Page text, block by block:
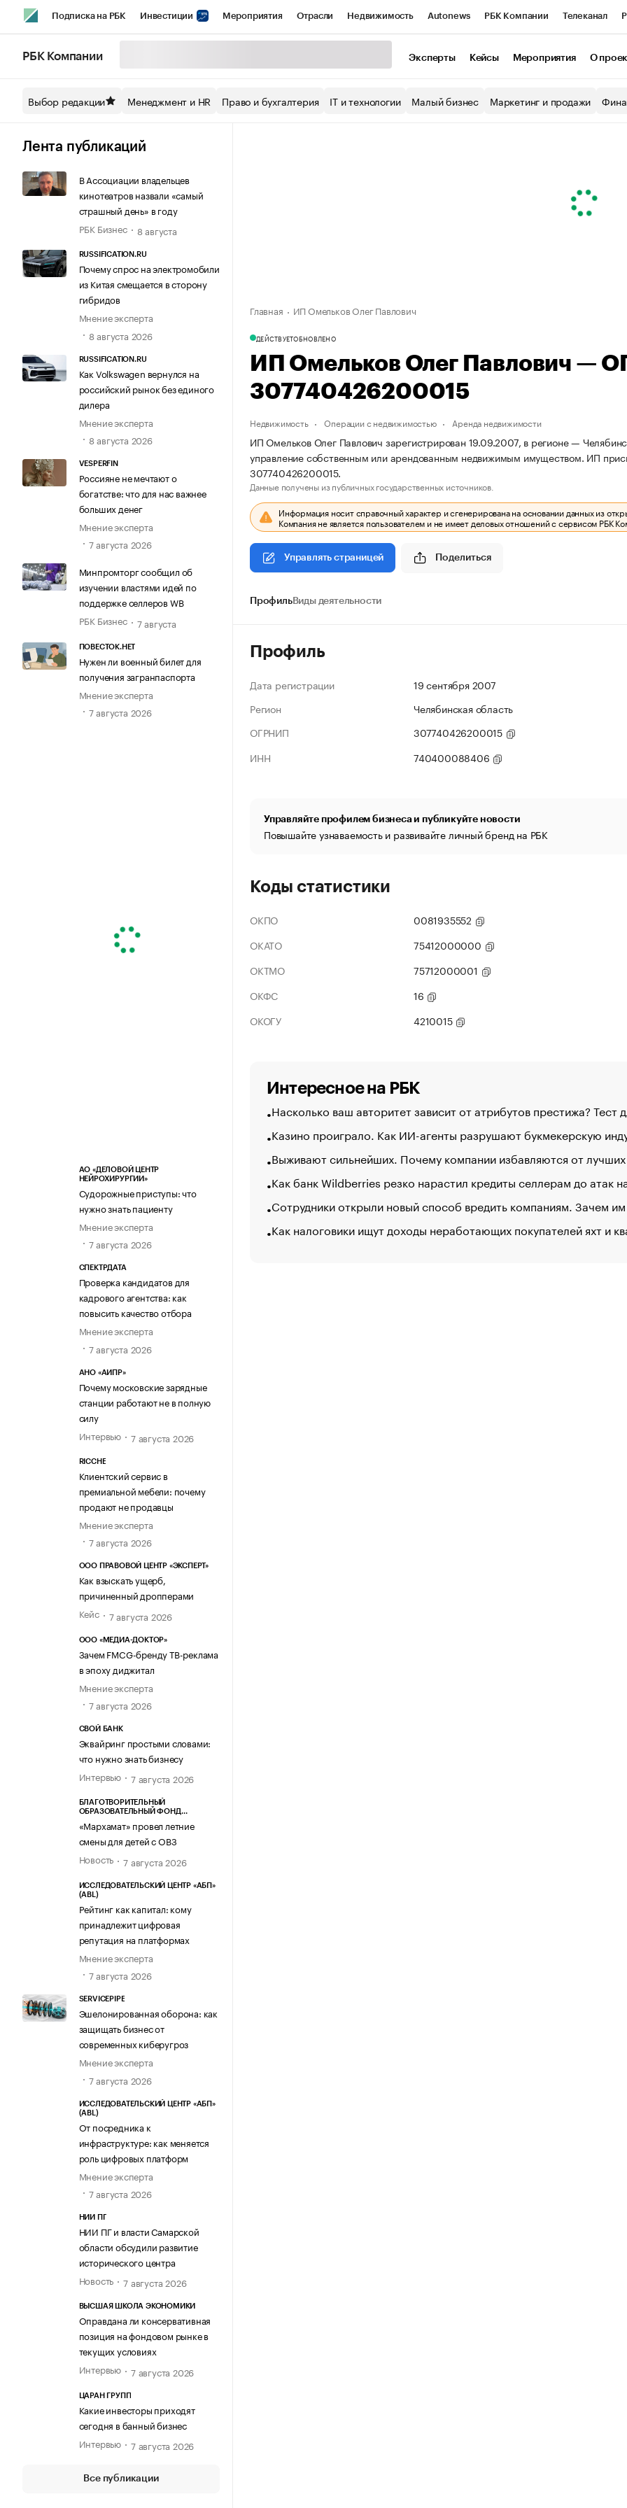
Подписка на РБК Инвестиции Мероприятия Отрасли Недвижимость Autonews РБК Компании Телеканал
Спецпроекты СПб Конференции СПб Спецпроекты Экономика Бизнес
Технологии и медиа
РБК Компании Эксперты Кейсы Мероприятия О
Выбор редакции Менеджмент и HR Право и бухгалтерия IT и технологии Малый бизнес Маркетинг и продажи
Лента публикаций
В Ассоциации владельцев
кинотеатров назвали «самый
страшный день» в году
РБК Бизнес
8 августа
RUSSIFICATION.RU
Почему спрос на электромобили
из Китая смещается в сторону
гибридов
Мнение эксперта
8 августа 2026
RUSSIFICATION.RU
Как Volkswagen вернулся на
российский рынок без единого
дилера
Мнение эксперта
8 августа 2026
VESPERFIN
Россияне не мечтают о
богатстве: что для нас важнее
больших денег
Мнение эксперта
7 августа 2026
Минпромторг сообщил об
изучении властями идей по
поддержке селлеров WB
РБК Бизнес
7 августа
ПОВЕСТОК.НЕТ
Нужен ли военный билет для
получения загранпаспорта
Мнение эксперта
7 августа 2026
АО «ДЕЛОВОЙ ЦЕНТР
НЕЙРОХИРУРГИИ»
Судорожные приступы: что
нужно знать пациенту
Мнение эксперта
7 августа 2026
СПЕКТРДАТА
Проверка кандидатов для
кадрового агентства: как
повысить качество отбора
Мнение эксперта
7 августа 2026
АНО «АИПР»
Почему московские зарядные
станции работают не в полную
силу
Интервью
7 августа 2026
RICCHE
Клиентский сервис в
премиальной мебели: почему
продают не продавцы
Мнение эксперта
7 августа 2026
ООО ПРАВОВОЙ ЦЕНТР «ЭКСПЕРТ»
Как взыскать ущерб,
причиненный дропперами
Кейс
7 августа 2026
ООО «МЕДИА-ДОКТОР»
Зачем FMCG-бренду ТВ-реклама
в эпоху диджитал
Мнение эксперта
7 августа 2026
СВОЙ БАНК
Эквайринг простыми словами:
что нужно знать бизнесу
Интервью
7 августа 2026
БЛАГОТВОРИТЕЛЬНЫЙ
ОБРАЗОВАТЕЛЬНЫЙ ФОНД
«Мархамат» провел летние
смены для детей с ОВЗ
Новость
7 августа 2026
ИССЛЕДОВАТЕЛЬСКИЙ ЦЕНТР «АБП»
(ABL)
Рейтинг как капитал: кому
принадлежит цифровая
репутация на платформах
Мнение эксперта
7 августа 2026
SERVICEPIPE
Эшелонированная оборона: как
защищать бизнес от
современных киберугроз
Мнение эксперта
7 августа 2026
ИССЛЕДОВАТЕЛЬСКИЙ ЦЕНТР «АБП»
(ABL)
От посредника к
инфраструктуре: как меняется
роль цифровых платформ
Мнение эксперта
7 августа 2026
НИИ ПГ
НИИ ПГ и власти Самарской
области обсудили развитие
исторического центра
Новость
7 августа 2026
ВЫСШАЯ ШКОЛА ЭКОНОМИКИ
Оправдана ли консервативная
позиция на фондовом рынке в
текущих условиях
Интервью
7 августа 2026
ЦАРАН ГРУПП
Какие инвесторы приходят
сегодня в банный бизнес
Интервью
7 августа 2026
Все публикации
Главная ИП Омельков Олег Павлович
ДЕЙСТВУЕТОБНОВЛЕНО
ИП Омельков Олег Павлович —
307740426200015
Недвижимость Операции с недвижимостью Аренда недвижимости
ИП Омельков Олег Павлович зарегистрирован 19.09.2007, в регионе —
управление собственным или арендованным недвижимым имуществом. ИП
307740426200015.
Данные получены из публичных государственных источников.
Информация носит справочный характер и сгенерирована на основании данных из
Компания не является пользователем и не имеет деловых отношений с сервисом РБК
Управлять страницей Поделиться
ПрофильВиды деятельности
Профиль
Дата регистрации
19 сентября 2007
Регион
Челябинская область
ОГРНИП
307740426200015
ИНН
740400088406
Управляйте профилем бизнеса и публикуйте новости
Повышайте узнаваемость и развивайте личный бренд на РБК
Коды статистики
ОКПО
0081935552
ОКАТО
75412000000
ОКТМО
75712000001
ОКФС
16
ОКОГУ
4210015
Интересное на РБК
Насколько ваш авторитет зависит от атрибутов престижа? Тест
Казино проиграло. Как ИИ-агенты разрушают букмекерскую
Выживают сильнейших. Почему компании избавляются от лучших
Как банк Wildberries резко нарастил кредиты селлерам до атак
Сотрудники открыли новый способ вредить компаниям. Зачем
Как налоговики ищут доходы неработающих покупателей яхт и